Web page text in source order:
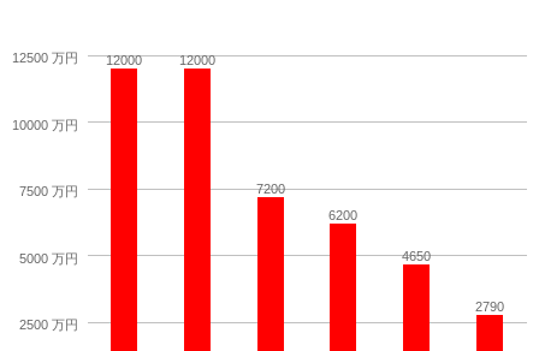
12000 12000
7200
6200
4650
2790
2500 万円
5000 万円
7500 万円
10000 万円
12500 万円